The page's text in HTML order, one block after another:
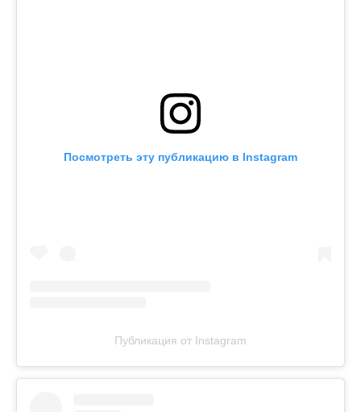
Посмотреть эту публикацию в Instagram
Публикация от Instagram